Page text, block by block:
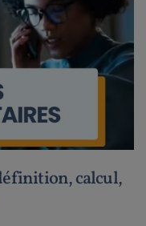
calcul,